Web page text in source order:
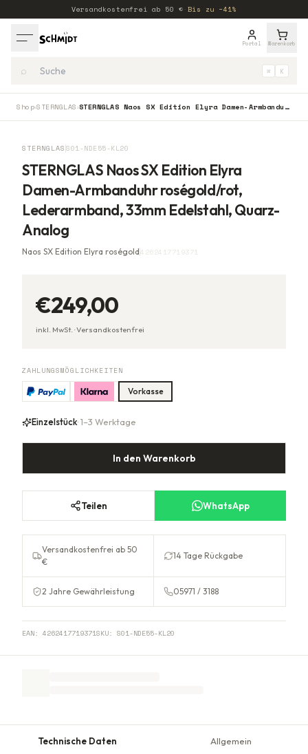
Versandkostenfrei ab 50 € Bis zu −41%
Portal Warenkorb
⌕ ⌘ K
Shop›STERNGLAS › STERNGLAS Naos SX Edition Elyra Damen-Armbanduhr roségold/rot, Lederarmband, 33mm Edelstahl, Quarz-Analog
STERNGLAS S01-NDE55-KL20
STERNGLAS Naos SX Edition Elyra
Damen-Armbanduhr roségold/rot,
Lederarmband, 33mm Edelstahl, Quarz-
Analog
Naos SX Edition Elyra roségold4262417719371
€249,00
inkl. MwSt. ·Versandkostenfrei
ZAHLUNGSMÖGLICHKEITEN
Vorkasse
Einzelstück· 1–3 Werktage
In den Warenkorb
Teilen WhatsApp
Versandkostenfrei ab 50
€
14 Tage Rückgabe
2 Jahre Gewährleistung 05971 / 3188
EAN: 4262417719371SKU: S01-NDE55-KL20
Technische Daten Allgemein